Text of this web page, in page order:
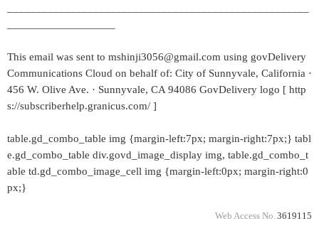
This email was sent to mshinji3056@gmail.com using govDelivery
Communications Cloud on behalf of: City of Sunnyvale, California ·
456 W. Olive Ave. · Sunnyvale, CA 94086 GovDelivery logo [ http
s://subscriberhelp.granicus.com/ ]
table.gd_combo_table img {margin-left:7px; margin-right:7px;} tabl
e.gd_combo_table div.govd_image_display img, table.gd_combo_t
able td.gd_combo_image_cell img {margin-left:0px; margin-right:0
px;}
Web Access No. 3619115